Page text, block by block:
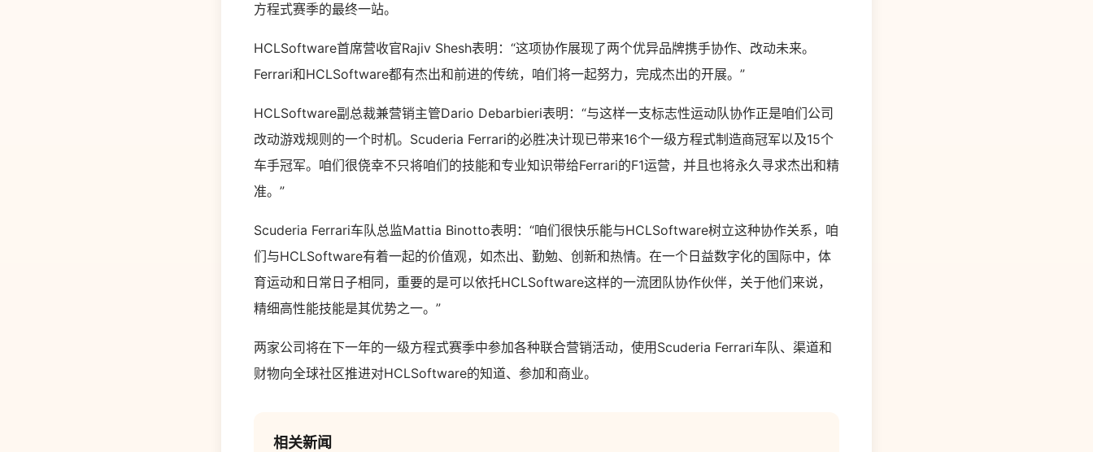
方程式赛季的最终一站。
HCLSoftware首席营收官Rajiv Shesh表明：“这项协作展现了两个优异品牌携手协作、改动未来。
Ferrari和HCLSoftware都有杰出和前进的传统，咱们将一起努力，完成杰出的开展。”
HCLSoftware副总裁兼营销主管Dario Debarbieri表明：“与这样一支标志性运动队协作正是咱们公司
改动游戏规则的一个时机。Scuderia Ferrari的必胜决计现已带来16个一级方程式制造商冠军以及15个
车手冠军。咱们很侥幸不只将咱们的技能和专业知识带给Ferrari的F1运营，并且也将永久寻求杰出和精
准。”
Scuderia Ferrari车队总监Mattia Binotto表明：“咱们很快乐能与HCLSoftware树立这种协作关系，咱
们与HCLSoftware有着一起的价值观，如杰出、勤勉、创新和热情。在一个日益数字化的国际中，体
育运动和日常日子相同，重要的是可以依托HCLSoftware这样的一流团队协作伙伴，关于他们来说，
精细高性能技能是其优势之一。”
两家公司将在下一年的一级方程式赛季中参加各种联合营销活动，使用Scuderia Ferrari车队、渠道和
财物向全球社区推进对HCLSoftware的知道、参加和商业。
相关新闻